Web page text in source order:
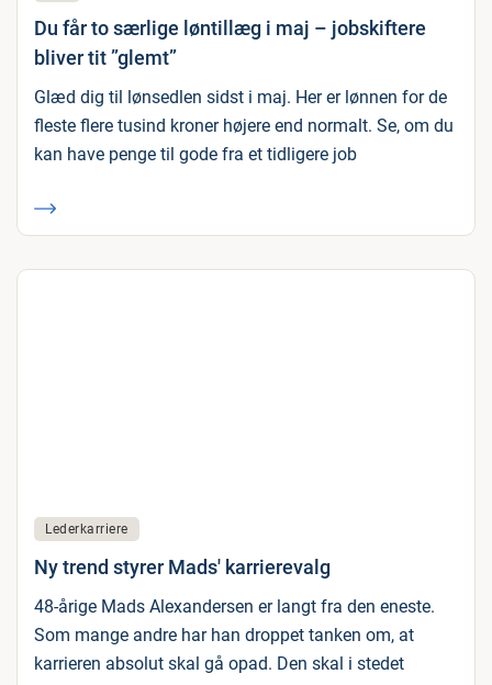
Du får to særlige løntillæg i maj – jobskiftere
bliver tit ”glemt”
Glæd dig til lønsedlen sidst i maj. Her er lønnen for de
fleste flere tusind kroner højere end normalt. Se, om du
kan have penge til gode fra et tidligere job
Lederkarriere
Ny trend styrer Mads' karrierevalg
48-årige Mads Alexandersen er langt fra den eneste.
Som mange andre har han droppet tanken om, at
karrieren absolut skal gå opad. Den skal i stedet